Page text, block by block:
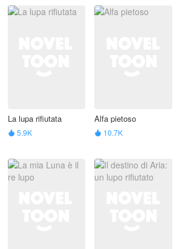
La lupa rifiutata
 5.9K
Alfa pietoso
 10.7K